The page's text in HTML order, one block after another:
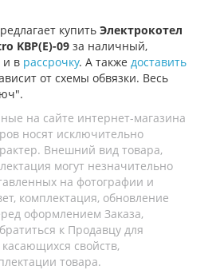
купить Электрокотел
KBP(E)-09 за наличный,
и в рассрочку. А также доставить
от схемы обвязки. Весь
на сайте интернет-магазина
носят исключительно
Внешний вид товара,
могут незначительно
на фотографии и
комплектация, обновление
оформлением Заказа,
к Продавцу для
свойств,
товара.